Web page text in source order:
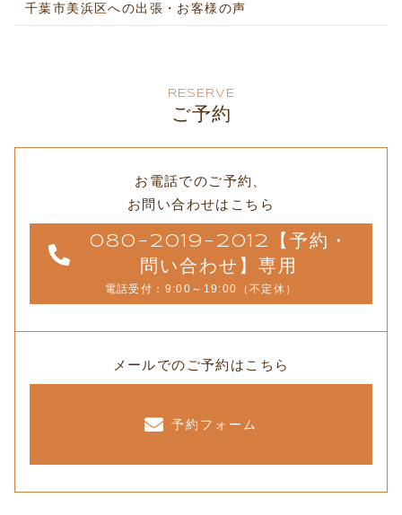
千葉市美浜区への出張・お客様の声
RESERVE
ご予約
お電話でのご予約、
お問い合わせはこちら
080-2019-2012【予約・
問い合わせ】専用
電話受付：9:00～19:00（不定休）
メールでのご予約はこちら
予約フォーム